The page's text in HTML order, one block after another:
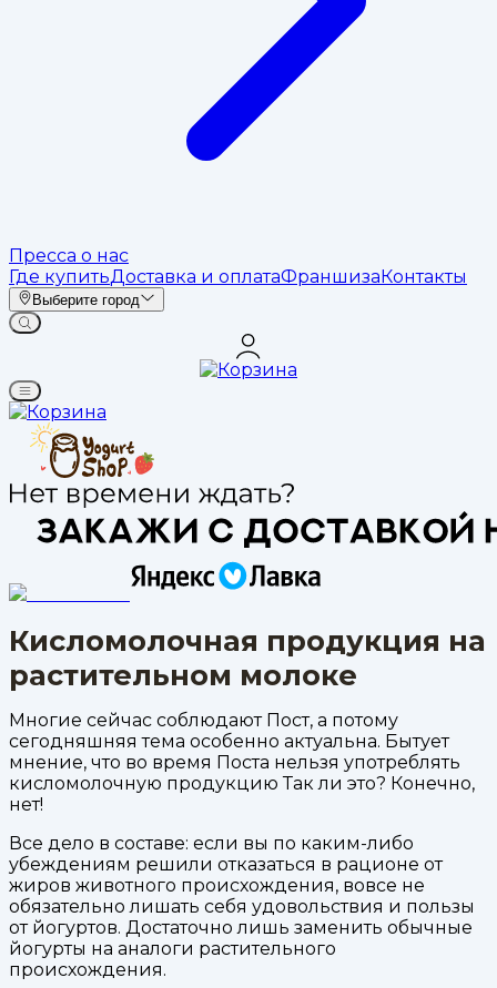
Пресса о нас
Где купитьДоставка и оплатаФраншизаКонтакты
Выберите город
Кисломолочная продукция на
растительном молоке
Многие сейчас соблюдают Пост, а потому
сегодняшняя тема особенно актуальна. Бытует
мнение, что во время Поста нельзя употреблять
кисломолочную продукцию Так ли это? Конечно,
нет!
Все дело в составе: если вы по каким-либо
убеждениям решили отказаться в рационе от
жиров животного происхождения, вовсе не
обязательно лишать себя удовольствия и пользы
от йогуртов. Достаточно лишь заменить обычные
йогурты на аналоги растительного
происхождения.